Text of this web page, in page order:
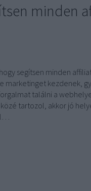
minden
segítsen minden
marketinget kezdenek,
találni a
tartozol, akkor jó